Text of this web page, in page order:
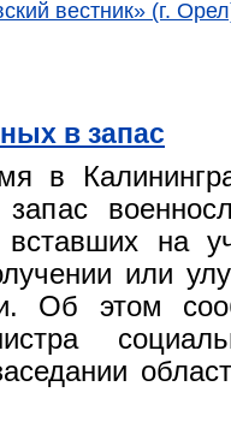
вестник» (г.
в запас
в
на
или
Об этом